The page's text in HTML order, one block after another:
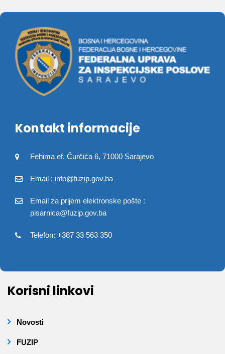
Kontakt informacije
Fehima ef. Čurčića 6, 71000 Sarajevo
Email : info@fuzip.gov.ba
Email za prijem elektronske pošte :
pisarnica@fuzip.gov.ba
Telefon: +387 33 563 350
Korisni linkovi
Novosti
FUZIP